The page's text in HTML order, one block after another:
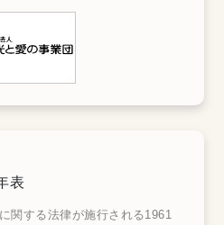
表
関する法律が施行される1961